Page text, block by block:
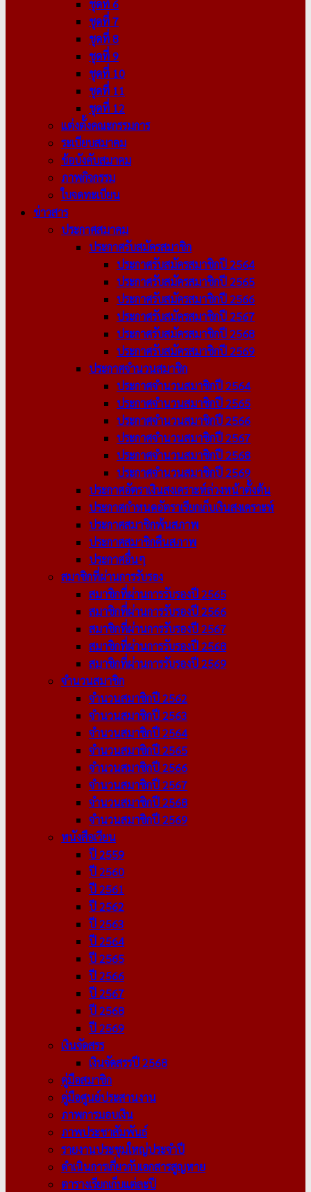
ชุดที่ 6
ชุดที่ 7
ชุดที่ 8
ชุดที่ 9
ชุดที่ 10
ชุดที่ 11
ชุดที่ 12
แต่งตั้งคณะกรรมการ
ระเบียบสมาคม
ข้อบังคับสมาคม
ภาพกิจกรรม
ใบจดทะเบียน
ข่าวสาร
ประกาศสมาคม
ประกาศรับสมัครสมาชิก
ประกาศรับสมัครสมาชิกปี 2564
ประกาศรับสมัครสมาชิกปี 2565
ประกาศรับสมัครสมาชิกปี 2566
ประกาศรับสมัครสมาชิกปี 2567
ประกาศรับสมัครสมาชิกปี 2568
ประกาศรับสมัครสมาชิกปี 2569
ประกาศจำนวนสมาชิก
ประกาศจำนวนสมาชิกปี 2564
ประกาศจำนวนสมาชิกปี 2565
ประกาศจำนวนสมาชิกปี 2566
ประกาศจำนวนสมาชิกปี 2567
ประกาศจำนวนสมาชิกปี 2568
ประกาศจำนวนสมาชิกปี 2569
ประกาศอัตราเงินสงเคราะห์ล่วงหน้าตั้งต้น
ประกาศกำหนดอัตราเรียกเก็บเงินสงเคราะห์
ประกาศสมาชิกพ้นสภาพ
ประกาศสมาชิกคืนสภาพ
ประกาศอื่นๆ
สมาชิกที่ผ่านการรับรอง
สมาชิกที่ผ่านการรับรองปี 2565
สมาชิกที่ผ่านการรับรองปี 2566
สมาชิกที่ผ่านการรับรองปี 2567
สมาชิกที่ผ่านการรับรองปี 2568
สมาชิกที่ผ่านการรับรองปี 2569
จำนวนสมาชิก
จำนวนสมาชิกปี 2562
จำนวนสมาชิกปี 2563
จำนวนสมาชิกปี 2564
จำนวนสมาชิกปี 2565
จำนวนสมาชิกปี 2566
จำนวนสมาชิกปี 2567
จำนวนสมาชิกปี 2568
จำนวนสมาชิกปี 2569
หนังสือเวียน
ปี 2559
ปี 2560
ปี 2561
ปี 2562
ปี 2563
ปี 2564
ปี 2565
ปี 2566
ปี 2567
ปี 2568
ปี 2569
เงินจัดสรร
เงินจัดสรรปี 2568
คู่มือสมาชิก
คู่มือศูนย์ประสานงาน
ภาพการมอบเงิน
ภาพประชาสัมพันธ์
รายงานประชุมใหญ่ประจำปี
ดำเนินการเกี่ยวกับเอกสารสูญหาย
ตารางเรียกเก็บแต่ละปี